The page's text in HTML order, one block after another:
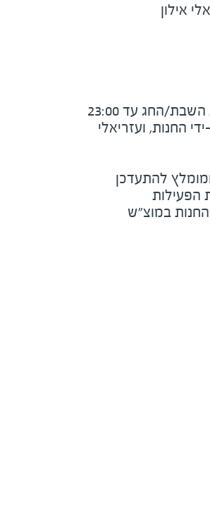
אילון
החג עד 23:00
החנות, ועזריאלי
להתעדכן
הפעילות
במוצ"ש